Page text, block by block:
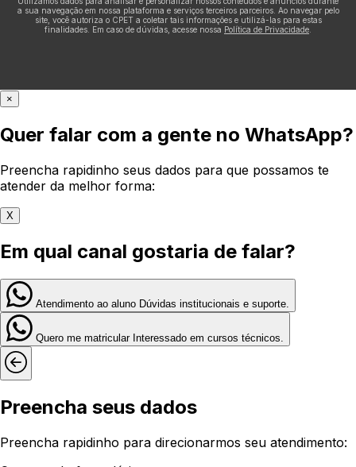
a sua navegação em nossa plataforma e serviços terceiros parceiros. Ao navegar pelo
site, você autoriza o CPET a coletar tais informações e utilizá-las para estas
finalidades. Em caso de dúvidas, acesse nossa Política de Privacidade
×
Quer falar com a gente no WhatsApp?
Preencha rapidinho seus dados para que possamos te
atender da melhor forma:
X
Em qual canal gostaria de falar?
Atendimento ao aluno Dúvidas institucionais e suporte.
Quero me matricular Interessado em cursos técnicos.
Preencha seus dados
Preencha rapidinho para direcionarmos seu atendimento: